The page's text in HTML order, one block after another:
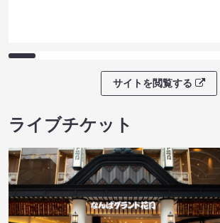
サイトを閲覧する
ライブチケット